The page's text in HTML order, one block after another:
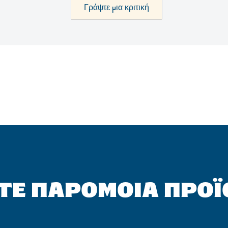
Γράψτε μια κριτική
ΠΑΡΌΜΟΙΑ